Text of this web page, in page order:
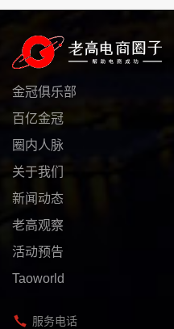
金冠俱乐部
百亿金冠
圈内人脉
关于我们
新闻动态
老高观察
活动预告
Taoworld
服务电话